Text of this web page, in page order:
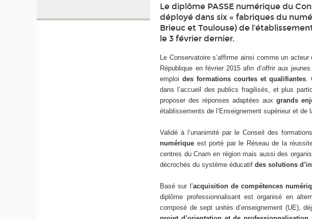
Le diplôme PASSE numérique du
déployé dans six « fabriques du
Brieuc et Toulouse) de
le 3 février dernier.
Le Conservatoire s’affirme ainsi comme un
République en février 2015 afin d’offrir aux
emploi des formations courtes et qualifiantes.
dans l’accueil des publics fragilisés, et plus
proposer des réponses adaptées aux grands
établissements de l’Enseignement supérieur et
Validé à l’unanimité par le Conseil des
numérique est porté par le Réseau de la
centres du Cnam en région mais aussi des
décrochés du système éducatifdes solutions
Basé sur l’acquisition de compétences
diplôme professionnalisant est organisé en
composé de sept unités d’enseignement (UE),